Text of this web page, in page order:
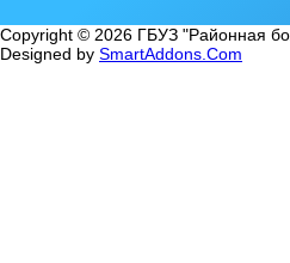
Copyright © 2026 ГБУЗ "Районная
Designed by SmartAddons.Com